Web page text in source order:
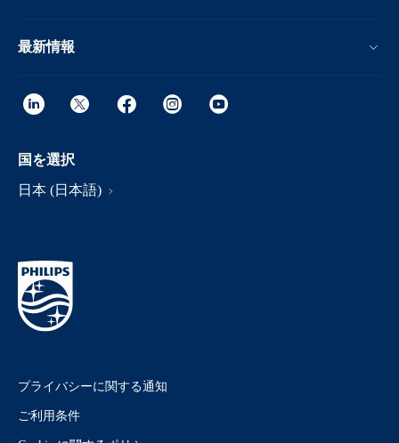
最新情報
国を選択
日本 (日本語)
プライバシーに関する通知
ご利用条件